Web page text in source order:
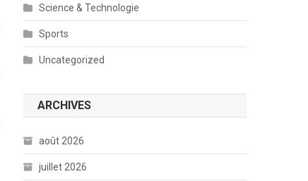
Science & Technologie
Sports
Uncategorized
ARCHIVES
août 2026
juillet 2026